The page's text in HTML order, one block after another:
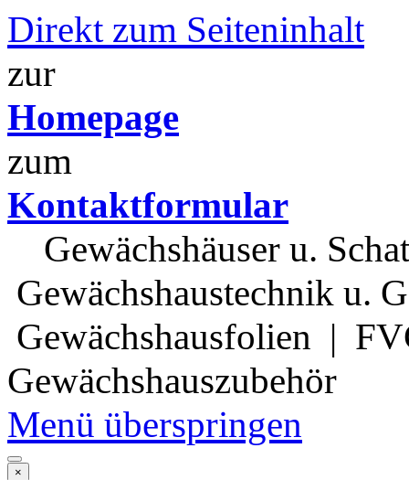
Direkt zum Seiteninhalt
zur
Homepage
zum
Kontaktformular
Gewächshäuser u.
Gewächshaustechnik u.
Gewächshausfolien |
Gewächshauszubehör
Menü überspringen
×